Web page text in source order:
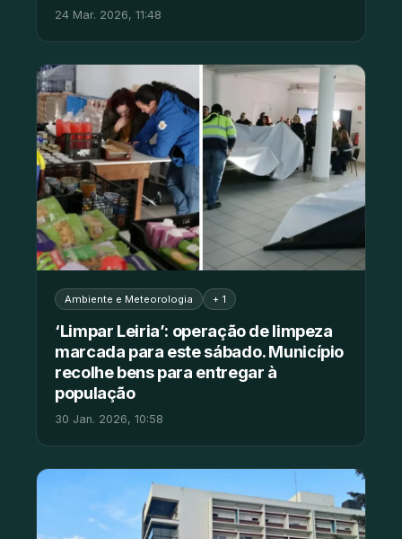
24 Mar. 2026, 11:48
Ambiente e Meteorologia + 1
‘Limpar Leiria’: operação de limpeza
marcada para este sábado. Município
recolhe bens para entregar à
população
30 Jan. 2026, 10:58